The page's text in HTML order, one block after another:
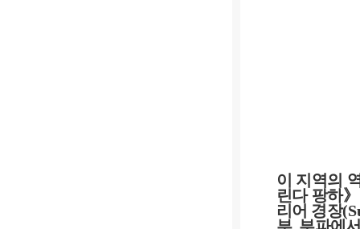
이 지역의
린다 팡하》
리어 경장